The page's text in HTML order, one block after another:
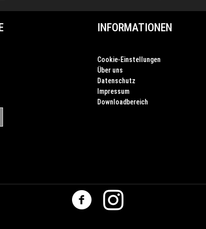
INFORMATIONEN
Cookie-Einstellungen
Über uns
Datenschutz
Impressum
Downloadbereich